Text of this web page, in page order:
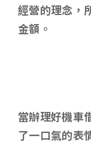
經營的理念，
金額。
當辦理好機車
了一口氣的表